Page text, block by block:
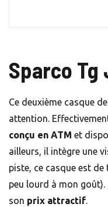
Sparco Tg
Ce deuxième casque
attention.
conçu en ATM et
ailleurs, il intègre une
piste, ce casque est
peu lourd à mon
son prix attractif.